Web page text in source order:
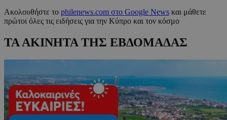
Ακολουθήστε το philenews.com στο Google News και μάθετε
πρώτοι όλες τις ειδήσεις για την Κύπρο και τον κόσμο
ΤΑ ΑΚΙΝΗΤΑ ΤΗΣ ΕΒΔΟΜΑΔΑΣ